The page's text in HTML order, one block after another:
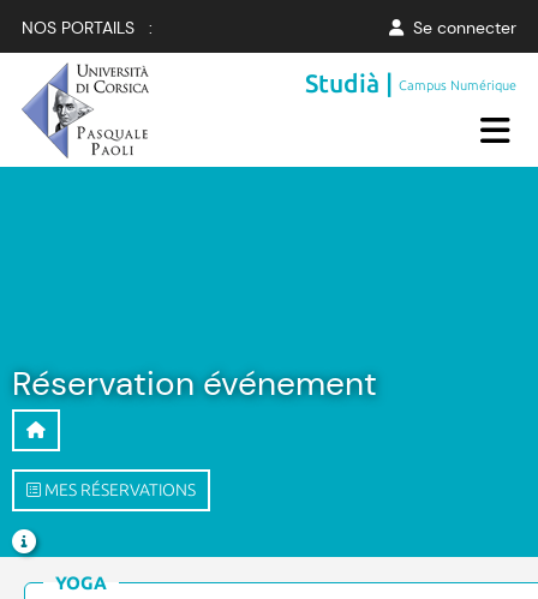
NOS PORTAILS : Se connecter
Studià |Campus Numérique
Réservation événement
MES RÉSERVATIONS
YOGA